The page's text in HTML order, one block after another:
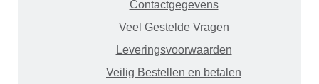
Contactgegevens
Veel Gestelde Vragen
Leveringsvoorwaarden
Veilig Bestellen en betalen